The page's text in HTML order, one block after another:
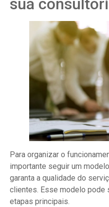
sua
Para organizar o
importante seguir um
garanta a qualidade do
clientes. Esse modelo pode
etapas principais.